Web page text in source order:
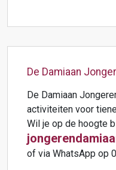
De Damiaan
De Damiaan
activiteiten voor
Wil je op de hoogte
of via WhatsApp op